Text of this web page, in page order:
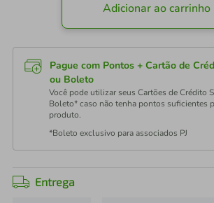
Adicionar ao carrinho
Pague com Pontos + Cartão de
ou Boleto
Você pode utilizar seus Cartões de Crédito
Boleto* caso não tenha pontos suficientes
produto.
*Boleto exclusivo para associados PJ
Entrega